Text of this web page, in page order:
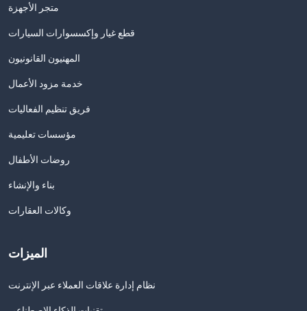
متجر الأجهزة
قطع غيار وإكسسوارات السيارات
المهنيون القانونيون
خدمة مزود الأعمال
فريق تنظيم الفعاليات
مؤسسات تعليمية
روضات الأطفال
بناء والإنشاء
وكالات العقارات
الميزات
نظام إدارة علاقات العملاء عبر الإنترنت